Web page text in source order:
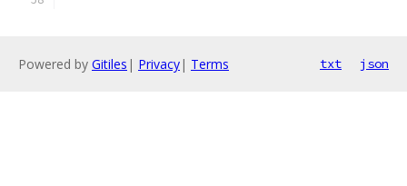
Powered by Gitiles | Privacy| Terms txt json